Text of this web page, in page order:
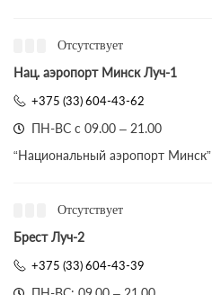
Отсутствует
Нац. аэропорт Минск Луч-1
+375 (33) 604-43-62
ПН-ВС с 09.00 – 21.00
“Национальный аэропорт Минск”
Отсутствует
Брест Луч-2
+375 (33) 604-43-39